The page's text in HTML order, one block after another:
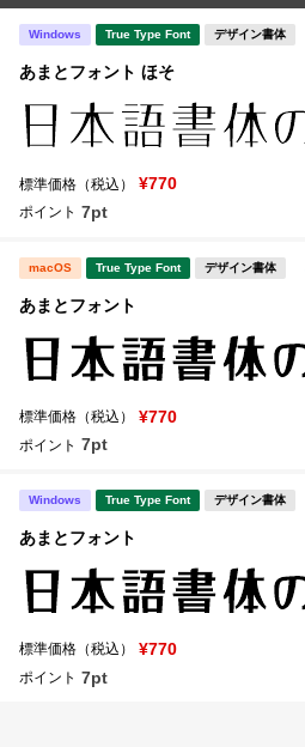
Windows True Type Font デザイン書体
あまとフォント ほそ
標準価格（税込） ¥770
ポイント 7pt
macOS True Type Font デザイン書体
あまとフォント
標準価格（税込） ¥770
ポイント 7pt
Windows True Type Font デザイン書体
あまとフォント
標準価格（税込） ¥770
ポイント 7pt